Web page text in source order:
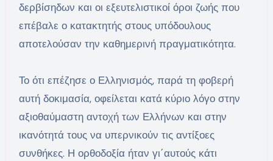
δερβίσηδων και οι εξευτελιστικοί όροι ζωής που
επέβαλε ο κατακτητής στους υπόδουλους
αποτελούσαν την καθημερινή πραγματικότητα.
Το ότι επέζησε ο Ελληνισμός, παρά τη φοβερή
αυτή δοκιμασία, οφείλεται κατά κύριο λόγο στην
αξιοθαύμαστη αντοχή των Ελλήνων και στην
ικανότητά τους να υπερνικούν τις αντίξοες
συνθήκες. Η ορθοδοξία ήταν γι΄αυτούς κάτι